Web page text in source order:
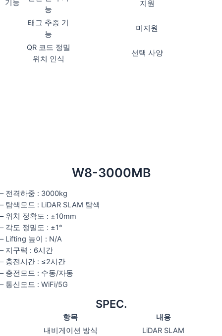
기능
능
지원
태그 추종 기
능
미지원
QR 코드 정밀
위치 인식
선택 사양
W8-3000MB
– 전격하중 : 3000kg
– 탐색모드 : LiDAR SLAM 탐색
– 위치 정확도 : ±10mm
– 각도 정밀도 : ±1°
– Lifting 높이 : N/A
– 지구력 : 6시간
– 충전시간 : ≤2시간
– 충전모드 : 수동/자동
– 통신모드 : WiFi/5G
SPEC.
항목 내용
내비게이션 방식
LiDAR SLAM